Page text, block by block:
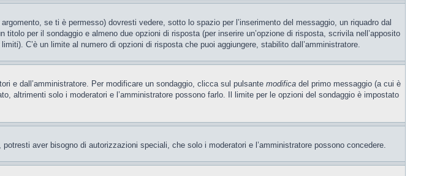
se ti è permesso) dovresti vedere, sotto lo spazio per l’inserimento del messaggio, un riquadro dal
per il sondaggio e almeno due opzioni di risposta (per inserire un’opzione di risposta, scrivila nell’apposito
C’è un limite al numero di opzioni di risposta che puoi aggiungere, stabilito dall’amministratore.
e dall’amministratore. Per modificare un sondaggio, clicca sul pulsante modifica del primo messaggio (a cui è
altrimenti solo i moderatori e l’amministratore possono farlo. Il limite per le opzioni del sondaggio è impostato
aver bisogno di autorizzazioni speciali, che solo i moderatori e l’amministratore possono concedere.